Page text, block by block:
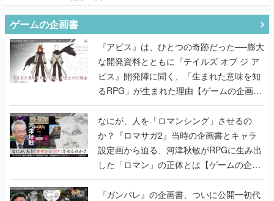
ゲームの企画書
『アビス』は、ひとつの奇跡だった──膨大
な開発資料とともに『テイルズ オブ ジ ア
ビス』開発陣に聞く、「生まれた意味を知
るRPG」が生まれた理由【ゲームの企画
書】
なにが、人を「ロマンシング」させるの
か？『ロマサガ2』当時の企画書とキャラ
設定画から迫る、河津秋敏がRPGに生み出
した「ロマン」の正体とは【ゲームの企画
書】
『ガンパレ』の企画書、ついに公開━初代